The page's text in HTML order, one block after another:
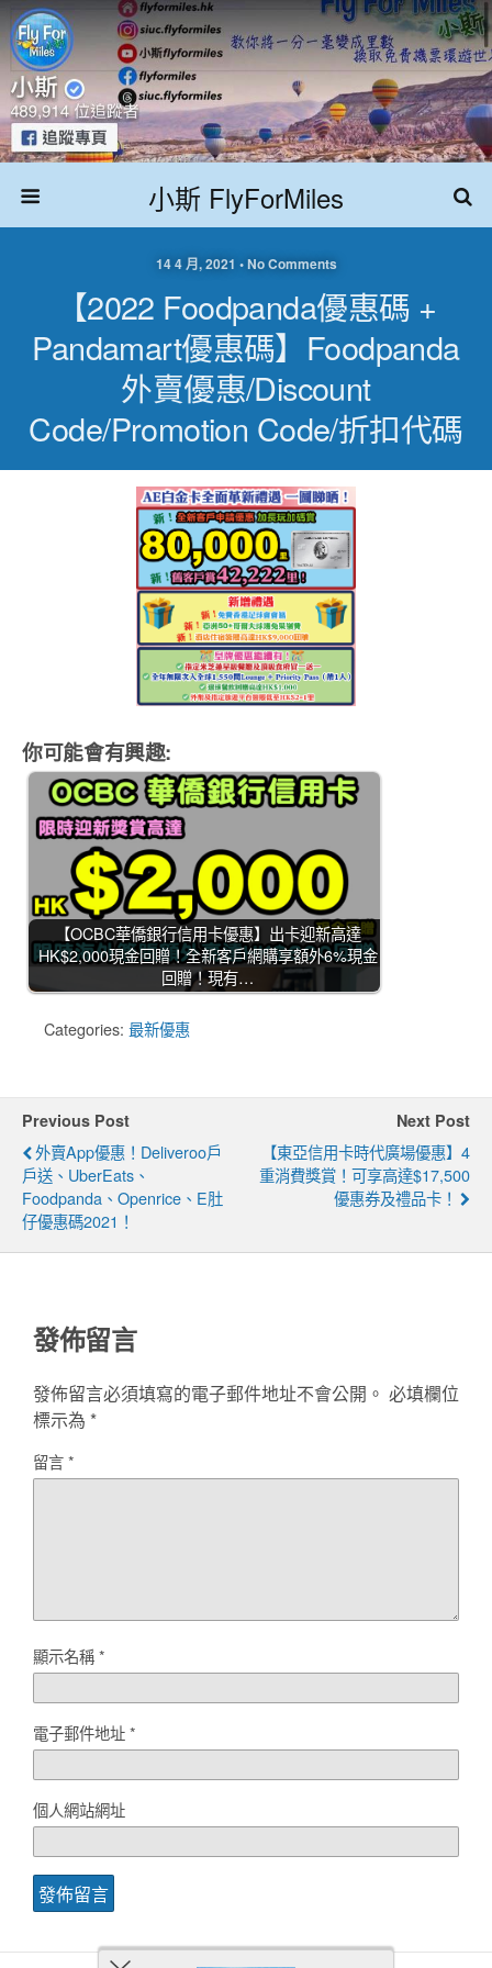
小斯 FlyForMiles
14 4 月, 2021 • No Comments
【2022 Foodpanda優惠碼 +
Pandamart優惠碼】Foodpanda
外賣優惠/discount
Code/Promotion Code/折扣代碼
你可能會有興趣:
【OCBC華僑銀行信用卡優惠】出卡迎新高達
HK$2,000現金回贈！全新客戶網購享額外6%現金
回贈！現有…
Categories: 最新優惠
Previous Post
外賣app優惠！Deliveroo戶
戶送、UberEats、
Foodpanda、Openrice、e肚
仔優惠碼2021！
Next Post
【東亞信用卡時代廣場優惠】4
重消費獎賞！可享高達$17,500
優惠券及禮品卡！
發佈留言
發佈留言必須填寫的電子郵件地址不會公開。 必填欄位
標示為 *
留言*
顯示名稱*
電子郵件地址*
個人網站網址